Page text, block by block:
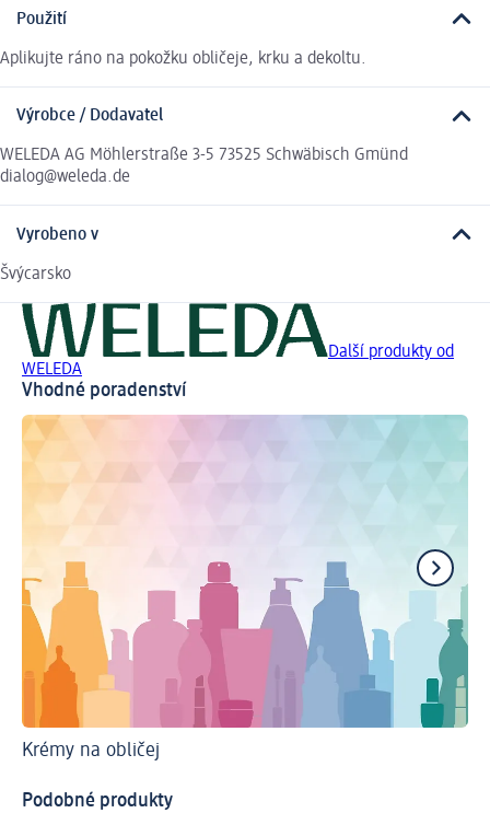
Použití
Aplikujte ráno na pokožku obličeje, krku a dekoltu.
Výrobce / Dodavatel
WELEDA AG Möhlerstraße 3-5 73525 Schwäbisch Gmünd
dialog@weleda.de
Vyrobeno v
Švýcarsko
Další produkty od
WELEDA
Vhodné poradenství
Krémy na obličej
Podobné produkty